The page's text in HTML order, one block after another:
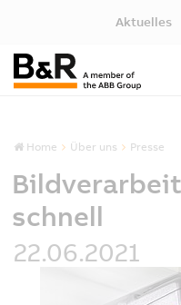
Aktuelles
Home Über uns Presse
schnell
22.06.2021